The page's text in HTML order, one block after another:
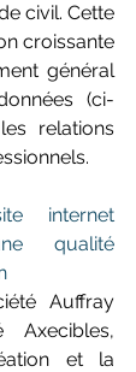
civil. Cette
croissante
général
(ci-
relations
internet
qualité
Auffray
et la